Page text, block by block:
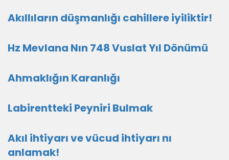
Akıllıların düşmanlığı cahillere iyiliktir!
Hz Mevlana Nın 748 Vuslat Yıl Dönümü
Ahmaklığın Karanlığı
Labirentteki Peyniri Bulmak
Akıl ihtiyarı ve vücud ihtiyarı nı
anlamak!